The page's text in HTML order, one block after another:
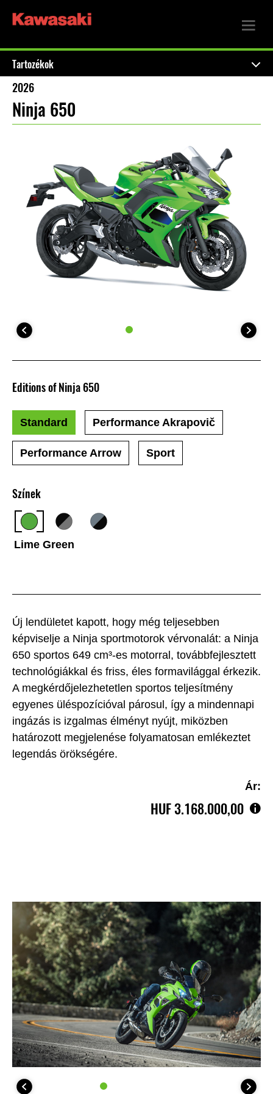
Tartozékok
2026
Ninja 650
Új lendületet kapott, hogy még teljesebben
képviselje a Ninja sportmotorok vérvonalát: a Ninja
650 sportos 649 cm³-es motorral, továbbfejlesztett
technológiákkal és friss, éles formavilággal érkezik.
A megkérdőjelezhetetlen sportos teljesítmény
egyenes üléspozícióval párosul, így a mindennapi
ingázás is izgalmas élményt nyújt, miközben
határozott megjelenése folyamatosan emlékeztet
legendás örökségére.
Ár:
HUF‎ 3.168.000,00
Színek
Lime Green
Editions of Ninja 650
Standard Performance Akrapovič
Performance Arrow Sport